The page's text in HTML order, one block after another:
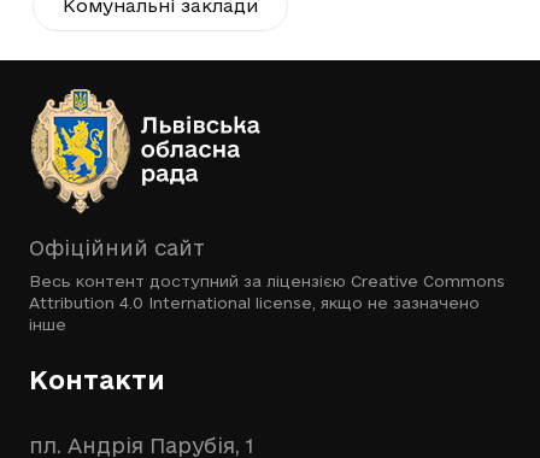
Комунальні заклади
Офіційний сайт
Весь контент доступний за ліцензією Creative Commons
Attribution 4.0 International license , якщо не зазначено
інше
Контакти
пл. Андрія Парубія, 1